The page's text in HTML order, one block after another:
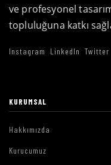
ve profesyonel
topluluğuna katkı
Instagram LinkedIn Twitter
KURUMSAL
Hakkımızda
Kurucumuz